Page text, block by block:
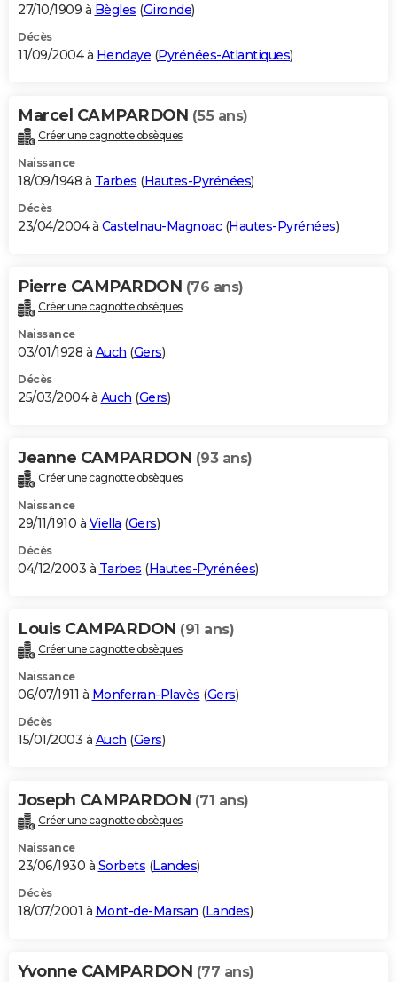
27/10/1909 à Bègles (Gironde)
Décès
11/09/2004 à Hendaye (Pyrénées-Atlantiques)
Marcel CAMPARDON (55 ans)
Créer une cagnotte obsèques
Naissance
18/09/1948 à Tarbes (Hautes-Pyrénées)
Décès
23/04/2004 à Castelnau-Magnoac(Hautes-Pyrénées)
Pierre CAMPARDON (76 ans)
Créer une cagnotte obsèques
Naissance
03/01/1928 à Auch (Gers)
Décès
25/03/2004 à Auch (Gers)
Jeanne CAMPARDON (93 ans)
Créer une cagnotte obsèques
Naissance
29/11/1910 à Viella (Gers)
Décès
04/12/2003 à Tarbes (Hautes-Pyrénées)
Louis CAMPARDON (91 ans)
Créer une cagnotte obsèques
Naissance
06/07/1911 à Monferran-Plavès (Gers)
Décès
15/01/2003 à Auch (Gers)
Joseph CAMPARDON (71 ans)
Créer une cagnotte obsèques
Naissance
23/06/1930 à Sorbets (Landes)
Décès
18/07/2001 à Mont-de-Marsan (Landes)
Yvonne CAMPARDON (77 ans)